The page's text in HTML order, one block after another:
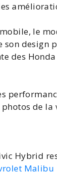
, le
son
des
photos de la
Hybrid
Malibu